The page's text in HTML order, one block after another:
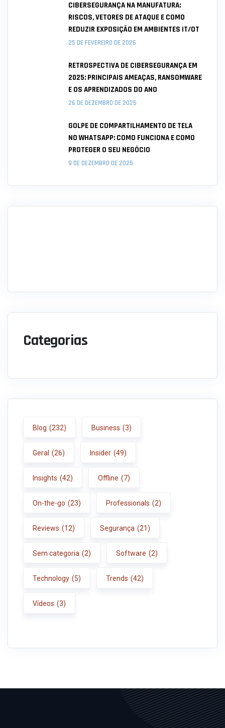
CIBERSEGURANÇA NA MANUFATURA:
RISCOS, VETORES DE ATAQUE E COMO
REDUZIR EXPOSIÇÃO EM AMBIENTES IT/OT
25 DE FEVEREIRO DE 2026
RETROSPECTIVA DE CIBERSEGURANÇA EM
2025: PRINCIPAIS AMEAÇAS, RANSOMWARE
E OS APRENDIZADOS DO ANO
26 DE DEZEMBRO DE 2025
GOLPE DE COMPARTILHAMENTO DE TELA
NO WHATSAPP: COMO FUNCIONA E COMO
PROTEGER O SEU NEGÓCIO
9 DE DEZEMBRO DE 2025
Categorias
Blog (232) Business (3)
Geral (26) Insider (49)
Insights (42) Offline (7)
On-the-go (23) Professionals (2)
Reviews (12) Segurança (21)
Sem categoria (2) Software (2)
Technology (5) Trends (42)
Vídeos (3)